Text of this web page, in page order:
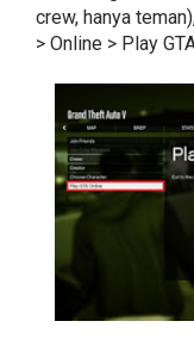
crew, hanya
> Online > Play